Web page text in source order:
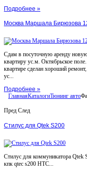
Подробнее »
Москва Маршала Бирюзова
Сдам в посуточную аренду
квартиру ус.м. Октябрьское
квартире сделан хороший ремонт,
ус...
Подробнее »
ГлавнаяКаталогиТюнинг авто
Пред След
Стилус для Qtek S200
Стилус для коммуникатора Qtek
кпк qtec s200 HTC...